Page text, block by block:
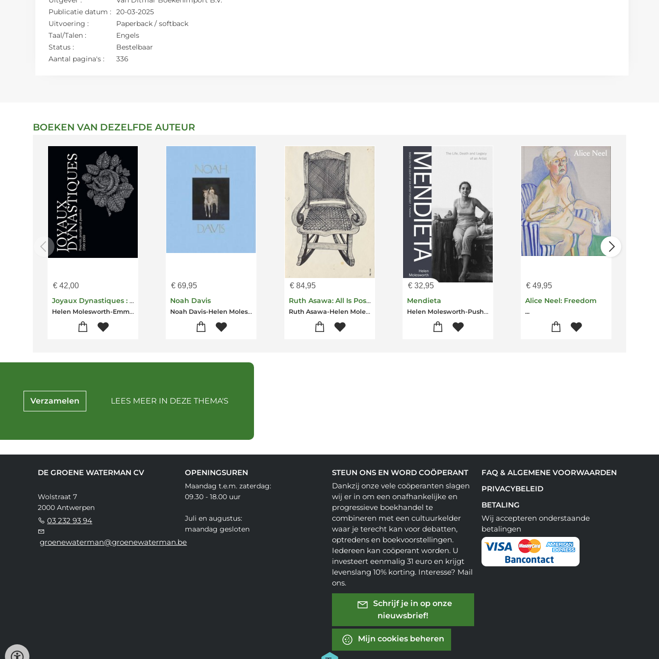
Publicatie datum :
20-03-2025
Uitvoering :
Paperback / softback
Taal/Talen :
Engels
Status :
Bestelbaar
Aantal pagina's :
336
BOEKEN VAN DEZELFDE AUTEUR
€ 42,00
Joyaux Dynastiques : Pouvoir, Prestige Et Passion 1700-1950
Helen Molesworth-Emma Edwards-Clare Phillips-Capucine Juncker-Amin Jaffer-Jessica Rosenthal Mc Grath
€ 69,95
Noah Davis
Noah Davis-Helen Molesworth
€84,95
Ruth Asawa: All Is Possible
Ruth Asawa-Helen Molesworth
€32,95
Mendieta
Helen Molesworth-Pushkin Industries
€ 49,95
Alice Neel: Freedom
...
Verzamelen LEES MEER IN DEZE THEMA'S
DE GROENE WATERMAN CV
Wolstraat 7
2000 Antwerpen
03 232 93 94
groenewaterman@groenewaterman.be
OPENINGSUREN
Maandag t.e.m. zaterdag:
09.30 - 18.00 uur
Juli en augustus:
maandag gesloten
STEUN ONS EN WORD COÖPERANT
Dankzij onze vele coöperanten slagen
wij er in om een onafhankelijke en
progressieve boekhandel te
combineren met een cultuurkelder
waar je terecht kan voor debatten,
optredens en boekvoorstellingen.
Iedereen kan coöperant worden. U
investeert eenmalig 31 euro en krijgt
levenslang 10% korting. Interesse? Mail
ons.
Schrijf je in op onze
nieuwsbrief!
Mijn cookies beheren
FAQ & ALGEMENE VOORWAARDEN
PRIVACYBELEID
BETALING
Wij accepteren onderstaande
betalingen